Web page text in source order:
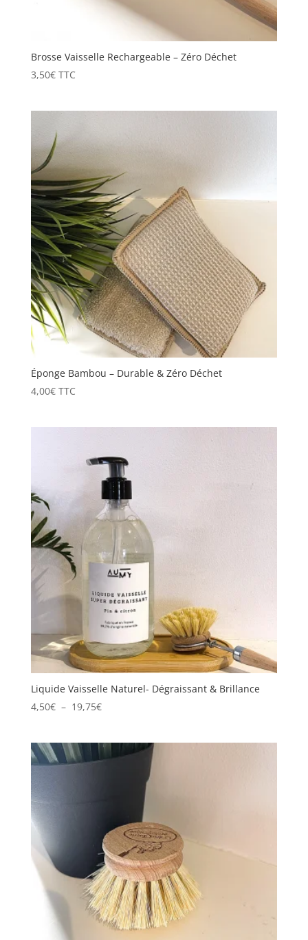
Brosse Vaisselle Rechargeable – Zéro Déchet
3,50€ TTC
Éponge Bambou – Durable & Zéro Déchet
4,00€ TTC
Liquide Vaisselle Naturel- Dégraissant & Brillance
4,50€ – 19,75€Plage
4,50€